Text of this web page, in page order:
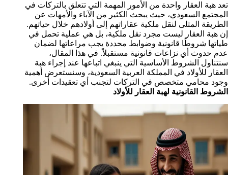
تعد هبة العقار واحدة من الأمور المهمة التي تتعلق بالتركات في
المجتمع السعودي، حيث يبحث الكثير من الآباء والأمهات عن
الطريقة المثلى لنقل ملكية عقاراتهم إلى أولادهم خلال حياتهم.
إن هبة العقار ليست مجرد نقل ملكية، بل هي عملية تحمل في
طياتها شروطًا قانونية وضوابط محددة يجب مراعاتها لضمان
عدم حدوث أي نزاعات قانونية مستقبلاً. في هذا المقال،
سنتناول الشروط الأساسية التي ينبغي اتباعها عند إجراء هبة
العقار للأولاد في المملكة العربية السعودية، وسنستعرض أهمية
وجود محامي متخصص في التركات لتجنب أي تعقيدات أخرى.
الشروط القانونية لهبة العقار للأولاد